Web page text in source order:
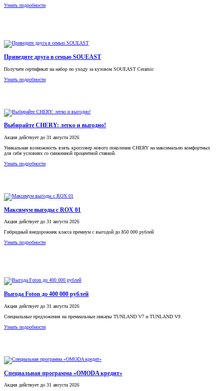
Приведите друга в семью SOUEAST
Получите сертификат на набор по уходу за кузовом SOUEAST Ceramic
Узнать подробности
Выбирайте CHERY: легко и выгодно!
Акциядействуетдо 31 августа 2026
Уникальная возможность взять кроссовер нового поколения CHERY на максимально комфортных
для себя условиях со сниженной процентной ставкой.
Узнать подробности
Максимум выгоды с ROX 01
Акциядействуетдо 31 августа 2026
Гибридный внедорожник класса премиум с выгодой до 850 000 рублей
Узнать подробности
Выгода Foton до 400 000 рублей
Акциядействуетдо 31 августа 2026
Специальные предложения на премиальные пикапы TUNLAND V7 и TUNLAND V9
Узнать подробности
Специальная программа «OMODA кредит»
Акциядействуетдо 31 августа 2026
Преобразите свой стиль, чтобы сделать свою жизнь ярче!